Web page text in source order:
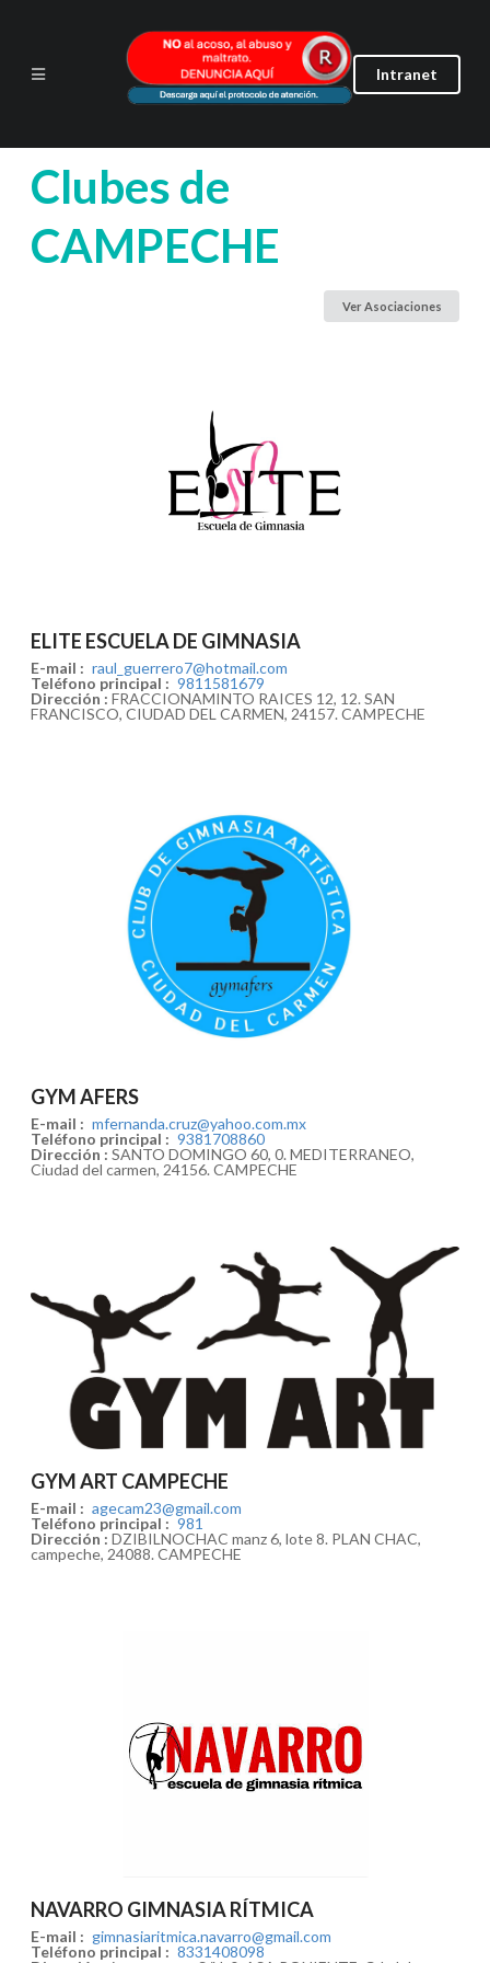
Intranet
Clubes de
CAMPECHE
Ver Asociaciones
ELITE ESCUELA DE GIMNASIA
E-mail : raul_guerrero7@hotmail.com
Teléfono principal : 9811581679
Dirección : FRACCIONAMINTO RAICES 12, 12. SAN
FRANCISCO, CIUDAD DEL CARMEN, 24157. CAMPECHE
GYM AFERS
E-mail : mfernanda.cruz@yahoo.com.mx
Teléfono principal : 9381708860
Dirección : SANTO DOMINGO 60, 0. MEDITERRANEO,
Ciudad del carmen, 24156. CAMPECHE
GYM ART CAMPECHE
E-mail : agecam23@gmail.com
Teléfono principal : 981
Dirección : DZIBILNOCHAC manz 6, lote 8. PLAN CHAC,
campeche, 24088. CAMPECHE
NAVARRO GIMNASIA RÍTMICA
E-mail : gimnasiaritmica.navarro@gmail.com
Teléfono principal : 8331408098